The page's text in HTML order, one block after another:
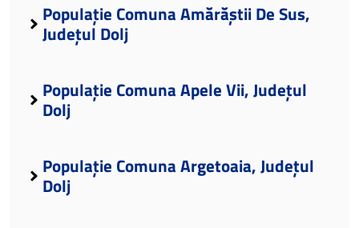
Populație Comuna Amărăștii De Sus,
Județul Dolj
Populație Comuna Apele Vii, Județul
Dolj
Populație Comuna Argetoaia, Județul
Dolj